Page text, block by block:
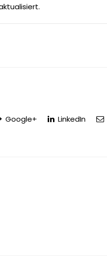
Google+ LinkedIn